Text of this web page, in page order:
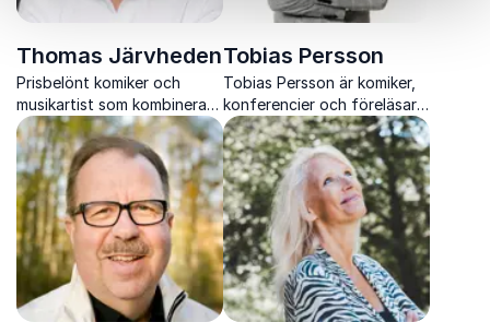
Thomas Järvheden
Prisbelönt komiker och
musikartist som kombinerar
skarp standup med
träffsäkra låtar och
levererar underhållning som
engagerar hela publiken.
Tobias Persson
Tobias Persson är komiker,
konferencier och föreläsare
som kombinerar humor,
skärpa och närvaro för att
skapa skratt, insikt och
energi.